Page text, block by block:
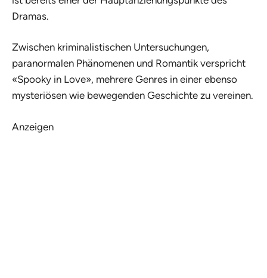
Dramas.
Zwischen kriminalistischen Untersuchungen,
paranormalen Phänomenen und Romantik verspricht
«Spooky in Love», mehrere Genres in einer ebenso
mysteriösen wie bewegenden Geschichte zu vereinen.
Anzeigen